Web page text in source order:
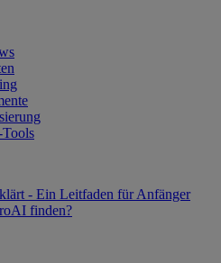
- Ein Leitfaden für Anfänger
finden?